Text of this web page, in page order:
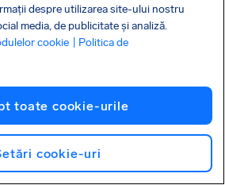
despre utilizarea site-ului nostru
media, de publicitate și analiză.
cookie
| Politica de
toate cookie-urile
cookie-uri